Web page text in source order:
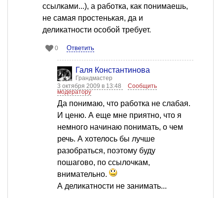
ссылками...), а работка, как понимаешь,
не самая простенькая, да и
деликатности особой требует.
0 Ответить
Галя Константинова
Грандмастер
3 октября 2009 в 13:48
Сообщить
модератору
Да понимаю, что работка не слабая.
И ценю. А еще мне приятно, что я
немного начинаю понимать, о чем
речь. А хотелось бы лучше
разобраться, поэтому буду
пошагово, по ссылочкам,
внимательно.
А деликатности не занимать...